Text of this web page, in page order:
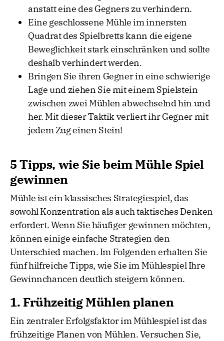
anstatt eine des Gegners zu verhindern.
Eine geschlossene Mühle im innersten
Quadrat des Spielbretts kann die eigene
Beweglichkeit stark einschränken und sollte
deshalb verhindert werden.
Bringen Sie ihren Gegner in eine schwierige
Lage und ziehen Sie mit einem Spielstein
zwischen zwei Mühlen abwechselnd hin und
her. Mit dieser Taktik verliert ihr Gegner mit
jedem Zug einen Stein!
5 Tipps, wie Sie beim Mühle Spiel
gewinnen
Mühle ist ein klassisches Strategiespiel, das
sowohl Konzentration als auch taktisches Denken
erfordert. Wenn Sie häufiger gewinnen möchten,
können einige einfache Strategien den
Unterschied machen. Im Folgenden erhalten Sie
fünf hilfreiche Tipps, wie Sie im Mühlespiel Ihre
Gewinnchancen deutlich steigern können.
1. Frühzeitig Mühlen planen
Ein zentraler Erfolgsfaktor im Mühlespiel ist das
frühzeitige Planen von Mühlen. Versuchen Sie,